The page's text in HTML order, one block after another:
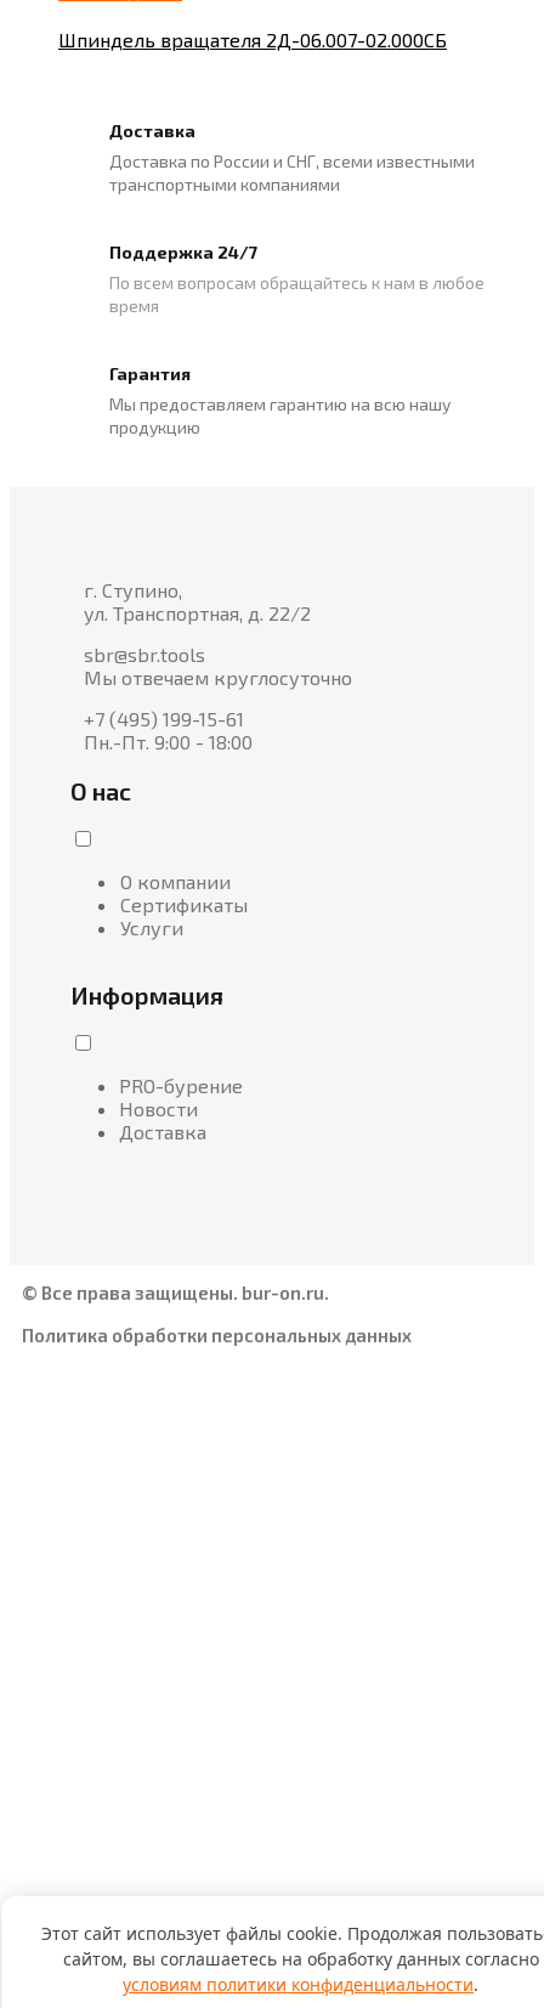
Шпиндель вращателя 2Д-06.007-02.000СБ
Доставка
Доставка по России и СНГ, всеми известными
транспортными компаниями
Поддержка 24/7
По всем вопросам обращайтесь к нам в любое
время
Гарантия
Мы предоставляем гарантию на всю нашу
продукцию
г. Ступино,
ул. Транспортная, д. 22/2
sbr@sbr.tools
Мы отвечаем круглосуточно
+7 (495) 199-15-61
Пн.-Пт. 9:00 - 18:00
О нас
О компании
Сертификаты
Услуги
Информация
PRO-бурение
Новости
Доставка
© Все права защищены. bur-on.ru.
Политика обработки персональных данных
Этот сайт использует файлы cookie. Продолжая
сайтом, вы соглашаетесь на обработку данных согласно
условиям политики конфиденциальности.